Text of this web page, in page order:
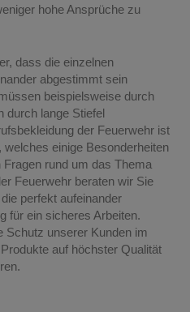
hohe Ansprüche zu
dass die einzelnen
abgestimmt sein
beispielsweise durch
durch lange Stiefel
der Feuerwehr ist
einige Besonderheiten
rund um das Thema
Feuerwehr beraten wir Sie
perfekt aufeinander
für ein sicheres Arbeiten.
Schutz unserer Kunden im
auf höchster Qualität